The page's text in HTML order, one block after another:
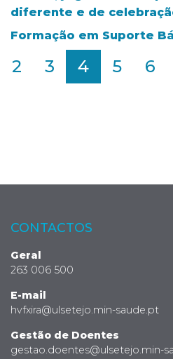
diferente e de
Formação em Suporte
2 3 4 5 6
CONTACTOS
Geral
263 006 500
E-mail
hvfxira@ulsetejo.min-saude.pt
Gestão de Doentes
gestao.doentes@ulsetejo.min-